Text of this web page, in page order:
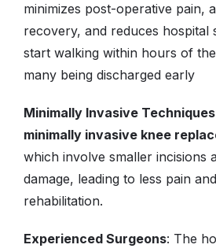
minimizes post-operative pain,
recovery, and reduces hospital
start walking within hours of
many being discharged early
Minimally Invasive Techniques
minimally invasive knee
which involve smaller incisions
damage, leading to less pain
rehabilitation.
Experienced Surgeons: The